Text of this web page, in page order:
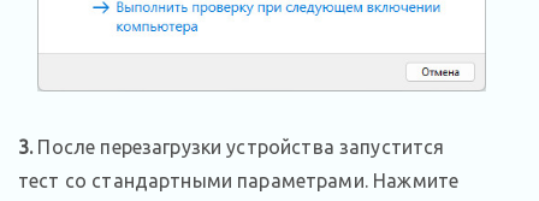
3. После перезагрузки устройства запустится
тест со стандартными параметрами. Нажмите